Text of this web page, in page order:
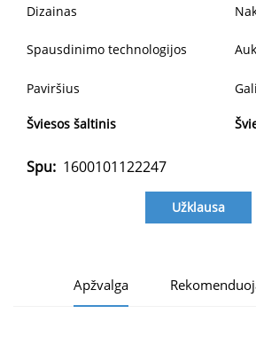
Dizainas
Spausdinimo technologijos
Paviršius
Šviesos šaltinis
Spu: 1600101122247
Užklausa
Apžvalga